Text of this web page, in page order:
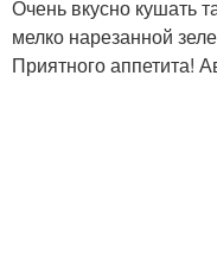
Очень вкусно кушать
мелко нарезанной
Приятного аппетита!